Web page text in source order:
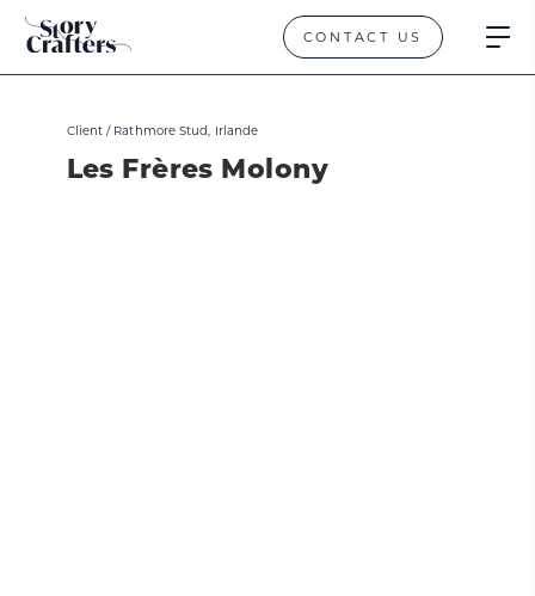
CONTACT US
Client / Rathmore Stud, Irlande
Les Frères Molony